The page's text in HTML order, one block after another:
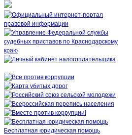
Бесплатная юридическая помощь